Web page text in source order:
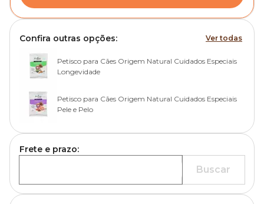
Confira outras opções: Ver todas
Petisco para Cães Origem Natural Cuidados Especiais
Longevidade
Petisco para Cães Origem Natural Cuidados Especiais
Pele e Pelo
Frete e prazo:
Buscar